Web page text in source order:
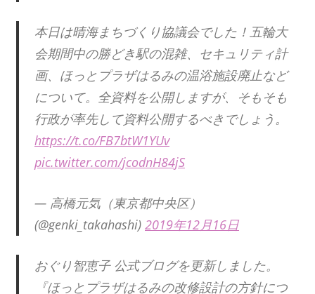
本日は晴海まちづくり協議会でした！五輪大
会期間中の勝どき駅の混雑、セキュリティ計
画、ほっとプラザはるみの温浴施設廃止など
について。全資料を公開しますが、そもそも
行政が率先して資料公開するべきでしょう。
https://t.co/FB7btW1YUv
pic.twitter.com/jcodnH84jS
— 高橋元気（東京都中央区）
(@genki_takahashi) 2019年12月16日
おぐり智恵子 公式ブログを更新しました。
『ほっとプラザはるみの改修設計の方針につ